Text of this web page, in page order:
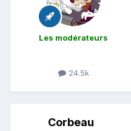
Les modérateurs
24.5k
Corbeau